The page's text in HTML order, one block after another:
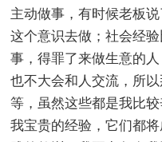
主动做事，有时候老板
这个意识去做；社会经
事，得罪了来做生意的
也不大会和人交流，所
等，虽然这些都是我比
我宝贵的经验，它们都